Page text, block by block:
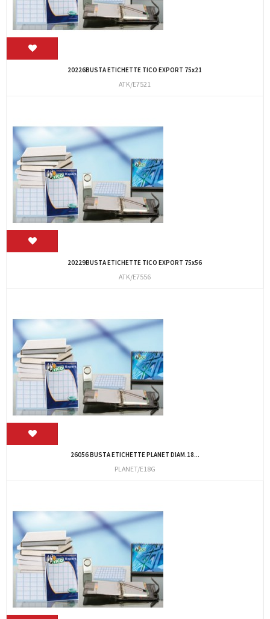
20226BUSTA ETICHETTE TICO EXPORT 75x21
ATK/E7521
20229BUSTA ETICHETTE TICO EXPORT 75x56
ATK/E7556
26056 BUSTA ETICHETTE PLANET DIAM.18...
PLANET/E18G